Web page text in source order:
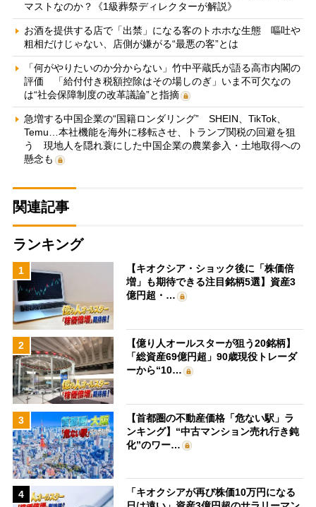
マストなのか？《1級葬祭ディレクターが解説》
お酒を提供する店で「出禁」になる客のトホホな生態 嘔吐や
粗相だけじゃない、店側が嫌がる“最悪の客”とは
「何がやりたいのか分からない」竹中平蔵氏が語る高市内閣の
評価 「給付付き税額控除はその場しのぎ」いま不可欠なの
は“社会保障制度の改革議論”と指摘
急増する中国企業の“国籍ロンダリング” SHEIN、TikTok、
Temu…本社機能を海外に移転させ、トランプ関税の回避を狙
う 現地人を隠れ蓑にした中国企業の農業参入・土地取得への
懸念も
関連記事
ランキング
1
【キオクシア・ショック後に「株価倍
増」も期待できる注目銘柄5選】資産3
億円超・…
2
【億り人オールスターが狙う20銘柄】
「総資産69億円超」90歳現役トレーダ
ーから“10…
3
【首都圏の不動産価格「危ない駅」ラ
ンキング】“中古マンション売れ行き鈍
化”のワー…
4
「キオクシアが再び株価10万円になる